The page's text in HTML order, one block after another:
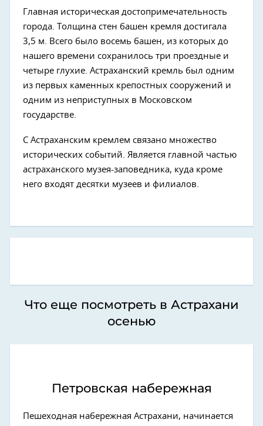
Главная историческая достопримечательность
города. Толщина стен башен кремля достигала
3,5 м. Всего было восемь башен, из которых до
нашего времени сохранилось три проездные и
четыре глухие. Астраханский кремль был одним
из первых каменных крепостных сооружений и
одним из неприступных в Московском
государстве.
С Астраханским кремлем связано множество
исторических событий. Является главной частью
астраханского музея-заповедника, куда кроме
него входят десятки музеев и филиалов.
Что еще посмотреть в Астрахани
осенью
Петровская набережная
Пешеходная набережная Астрахани, начинается